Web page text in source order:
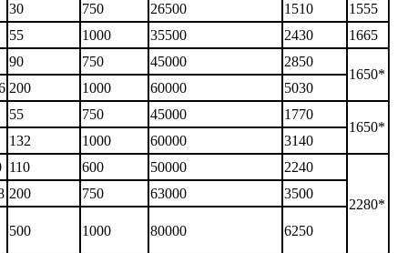
30
750 26500 1510
1555
55
1000 35500 2430
1665
90
750 45000
2850
1650*
200 1000 60000
5030
55
750 45000
1770
1650*
132
1000 60000
3140
110 600 50000 2240
2280*
200 750 63000 3500
500 1000 80000 6250